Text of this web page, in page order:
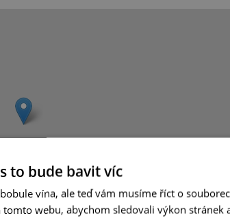
to bude bavit víc
vína, ale teď vám musíme říct o
tomto webu, abychom sledovali výkon stránek